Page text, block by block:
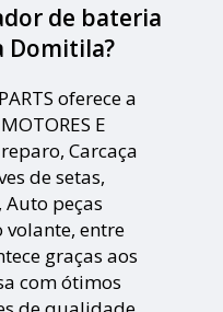
de bateria
Domitila?
oferece a
E
Carcaça
de setas,
peças
volante, entre
graças aos
com ótimos